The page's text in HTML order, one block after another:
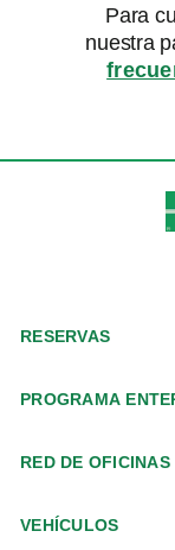
Para
nuestra
RESERVAS
PROGRAMA
RED DE
VEHÍCULOS